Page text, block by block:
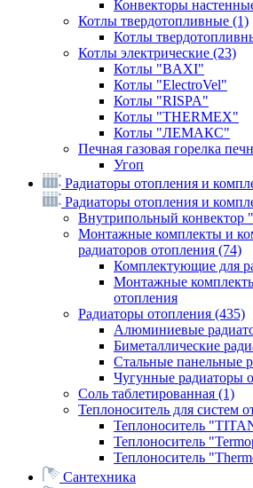
Конвекторы
Котлы твердотопливные (1)
Котлы
Котлы электрические (23)
Котлы "BAXI"
Котлы "ElectroVel"
Котлы "RISPA"
Котлы "THERMEX"
Котлы "ЛЕМАКС"
Печная газовая горелка
Угоп
Радиаторы отопления и
Радиаторы отопления и
Внутрипольный конвектор
Монтажные комплекты и
радиаторов отопления (74)
Комплектующие для
Монтажные
отопления
Радиаторы отопления (435)
Алюминиевые
Биметаллические
Стальные панельные
Чугунные радиаторы
Соль таблетированная (1)
Теплоноситель для систем
Теплоноситель
Теплоноситель
Теплоноситель
Сантехника